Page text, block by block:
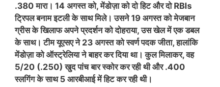
.380 मारा। 14 अगस्त को, मेंडोज़ा को दो हिट और दो RBIs
ट्रिपल बनाम इटली के साथ मिले। उसने 19 अगस्त को मेजबान
ग्रीस के खिलाफ अपने प्रदर्शन को दोहराया, उस खेल में एक डबल
के साथ। टीम यूएसए ने 23 अगस्त को स्वर्ण पदक जीता, हालांकि
मेंडोज़ा को ऑस्ट्रेलिया ने बाहर कर दिया था। कुल मिलाकर, वह
5/20 (.250) खुद पांच बार स्कोर कर रही थी और .400
स्लगिंग के साथ 5 आरबीआई में हिट कर रही थी।